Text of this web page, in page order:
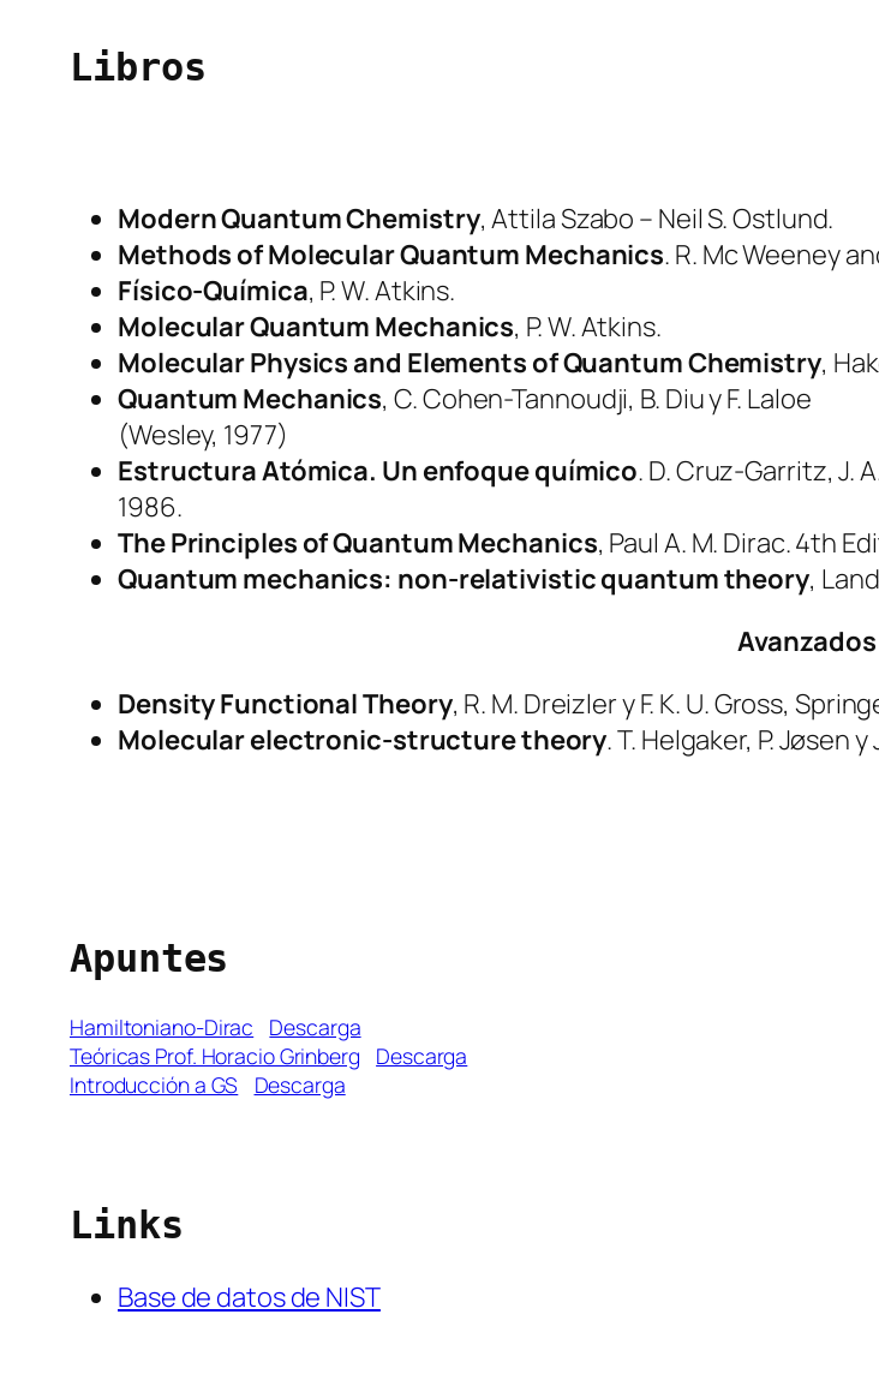
Libros
Modern Quantum Chemistry, Attila Szabo – Neil S. Ostlund.
Methods of Molecular Quantum Mechanics. R. Mc Weeney
Físico-Química, P. W. Atkins.
Molecular Quantum Mechanics, P. W. Atkins.
Molecular Physics and Elements of Quantum Chemistry,
Quantum Mechanics, C. Cohen-Tannoudji, B. Diu y F. Laloe
(Wesley, 1977)
Estructura Atómica. Un enfoque químico. D. Cruz-Garritz, J.
1986.
The Principles of Quantum Mechanics, Paul A. M. Dirac. 4th
Quantum mechanics: non-relativistic quantum theory,
Avanzados
Density Functional Theory, R. M. Dreizler y F. K. U. Gross,
Molecular electronic-structure theory. T. Helgaker, P. Jøsen
Apuntes
Hamiltoniano-Dirac
Descarga
Teóricas Prof. Horacio Grinberg
Descarga
Introducción a GS
Descarga
Links
Base de datos de NIST